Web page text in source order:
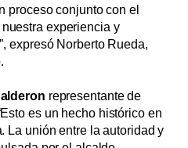
proceso conjunto con el
experiencia y
expresó Norberto Rueda,
representante de
es un hecho histórico en
La unión entre la autoridad y